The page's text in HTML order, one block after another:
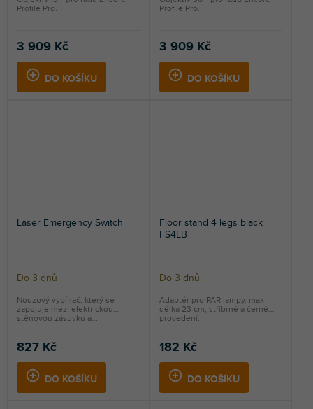
3 909 Kč
DO KOŠÍKU
Profile Pro.
3 909 Kč
DO KOŠÍKU
Profile Pro.
Laser Emergency Switch
Do 3 dnů
827 Kč
DO KOŠÍKU
Nouzový vypínač, který se
zapojuje mezi elektrickou
stěnovou zásuvku a...
Floor stand 4 legs black
FS4LB
Do 3 dnů
182 Kč
DO KOŠÍKU
Adaptér pro PAR lampy, max.
délka 23 cm, stříbrné a černé
provedení.